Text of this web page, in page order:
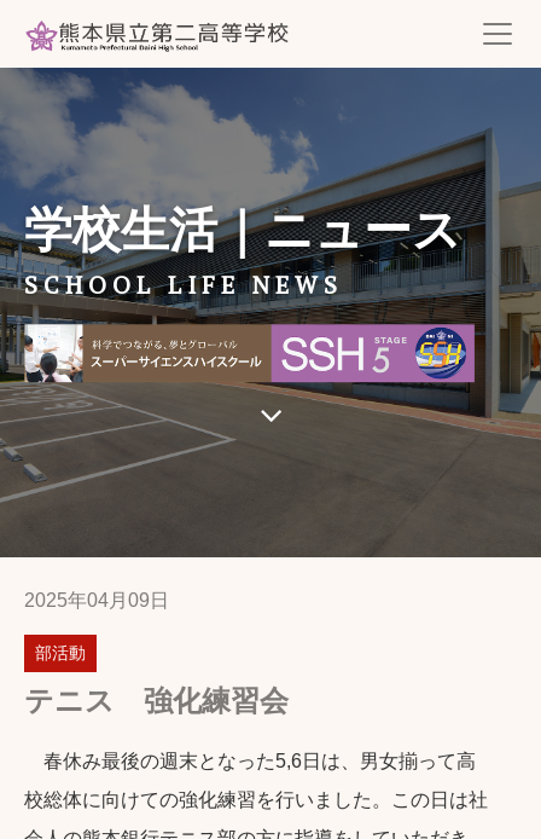
学校生活｜ニュース
SCHOOL LIFE NEWS
2025年04月09日
部活動
テニス 強化練習会
春休み最後の週末となった5,6日は、男女揃って高
校総体に向けての強化練習を行いました。この日は社